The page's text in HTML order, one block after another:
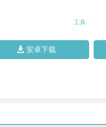
工具
安卓下载